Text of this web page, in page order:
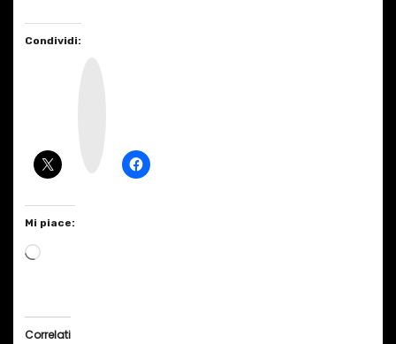
Condividi:
Mi piace:
C
i
Correlati